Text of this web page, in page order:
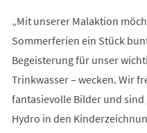
„Mit unserer Malaktion
Sommerferien ein Stück
Begeisterung für unser
Trinkwasser – wecken. Wir
fantasievolle Bilder und
Hydro in den